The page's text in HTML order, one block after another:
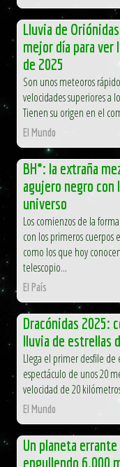
Lluvia de
mejor día para ver
de 2025
Son unos meteoros
velocidades superiores a
Tienen su origen en el
El Mundo
BH*: la extraña
agujero negro con
universo
Los comienzos de la
con los primeros cuerpos
como los que hoy
telescopio...
El País
Dracónidas 2025:
lluvia de estrellas
Llega el primer desfile de
espectáculo de unos 20
velocidad de 20
El Mundo
Un planeta
engullendo 6.000